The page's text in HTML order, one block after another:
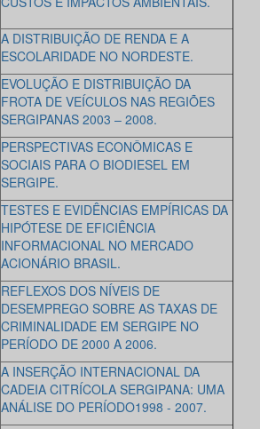
A DISTRIBUIÇÃO DE RENDA E A
ESCOLARIDADE NO NORDESTE.
EVOLUÇÃO E DISTRIBUIÇÃO DA
FROTA DE VEÍCULOS NAS REGIÕES
SERGIPANAS 2003 – 2008.
PERSPECTIVAS ECONÔMICAS E
SOCIAIS PARA O BIODIESEL EM
SERGIPE.
TESTES E EVIDÊNCIAS EMPÍRICAS DA
HIPÓTESE DE EFICIÊNCIA
INFORMACIONAL NO MERCADO
ACIONÁRIO BRASIL.
REFLEXOS DOS NÍVEIS DE
DESEMPREGO SOBRE AS TAXAS DE
CRIMINALIDADE EM SERGIPE NO
PERÍODO DE 2000 A 2006.
A INSERÇÃO INTERNACIONAL DA
CADEIA CITRÍCOLA SERGIPANA: UMA
ANÁLISE DO PERÍODO1998 - 2007.